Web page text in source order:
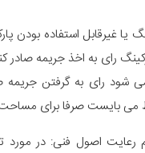
یا غیرقابل استفاده بودن
شود رای به گرفتن
می بایست صرفا برای
رعایت اصول فنی: در